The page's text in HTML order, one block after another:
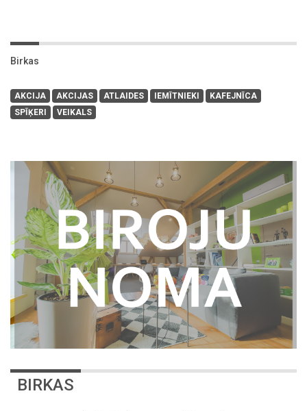
Birkas
AKCIJA AKCIJAS ATLAIDES IEMĪTNIEKI
KAFEJNĪCA
SPĪĶERI
VEIKALS
BIRKAS